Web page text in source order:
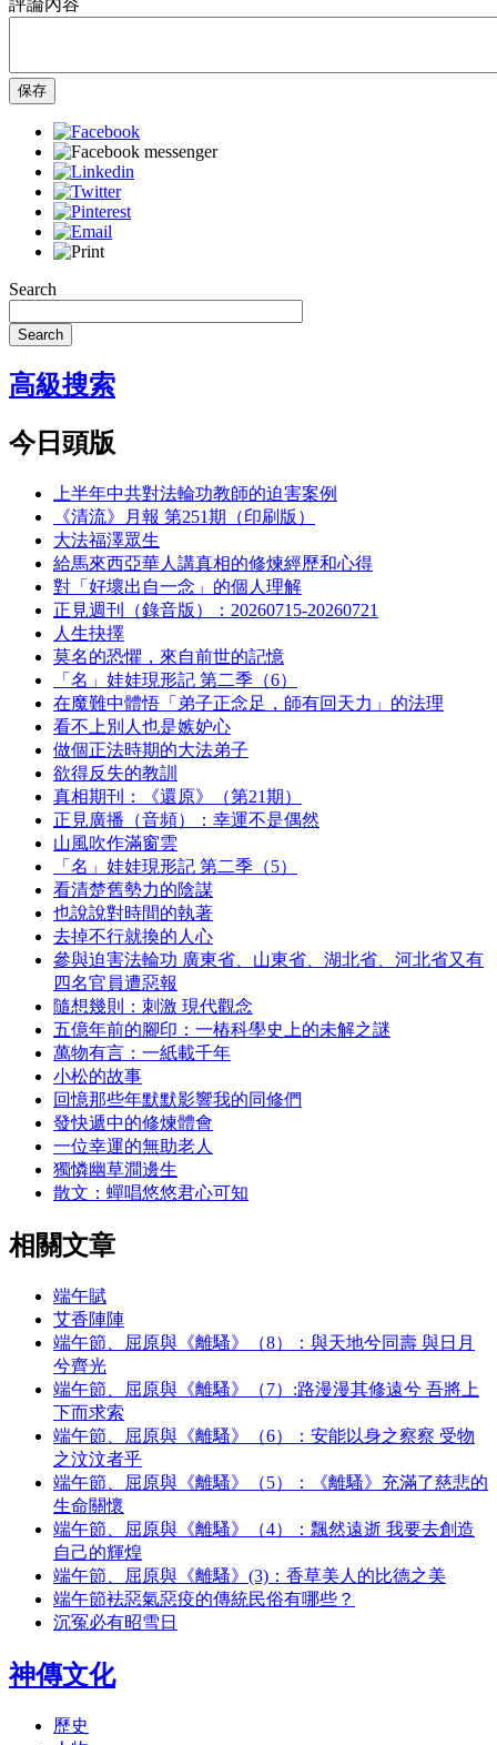
保存
Search
Search
高級搜索
今日頭版
上半年中共對法輪功教師的迫害案例
《清流》月報 第251期（印刷版）
大法福澤眾生
給馬來西亞華人講真相的修煉經歷和心得
對「好壞出自一念」的個人理解
正見週刊（錄音版）：20260715-20260721
人生抉擇
莫名的恐懼，來自前世的記憶
「名」娃娃現形記 第二季（6）
在魔難中體悟「弟子正念足，師有回天力」的法理
看不上別人也是嫉妒心
做個正法時期的大法弟子
欲得反失的教訓
真相期刊：《還原》（第21期）
正見廣播（音頻）：幸運不是偶然
山風吹作滿窗雲
「名」娃娃現形記 第二季（5）
看清楚舊勢力的陰謀
也說說對時間的執著
去掉不行就換的人心
參與迫害法輪功 廣東省、山東省、湖北省、河北省又有
四名官員遭惡報
隨想幾則：刺激 現代觀念
五億年前的腳印：一樁科學史上的未解之謎
萬物有言：一紙載千年
小松的故事
回憶那些年默默影響我的同修們
發快遞中的修煉體會
一位幸運的無助老人
獨憐幽草澗邊生
散文：蟬唱悠悠君心可知
相關文章
端午賦
艾香陣陣
端午節、屈原與《離騷》（8）：與天地兮同壽 與日月
兮齊光
端午節、屈原與《離騷》（7）:路漫漫其修遠兮 吾將上
下而求索
端午節、屈原與《離騷》（6）：安能以身之察察 受物
之汶汶者乎
端午節、屈原與《離騷》（5）：《離騷》充滿了慈悲的
生命關懷
端午節、屈原與《離騷》（4）：飄然遠逝 我要去創造
自己的輝煌
端午節、屈原與《離騷》(3)：香草美人的比德之美
端午節袪惡氣惡疫的傳統民俗有哪些？
沉冤必有昭雪日
神傳文化
歷史